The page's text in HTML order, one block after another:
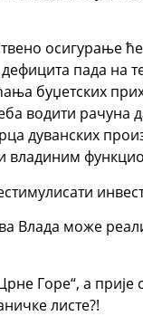
осигурање
пада на
буџетских
водити рачуна
дуванских
владиним
Влада може
Горе“, а прије
листе?!